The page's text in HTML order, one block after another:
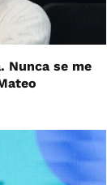
Nunca se me